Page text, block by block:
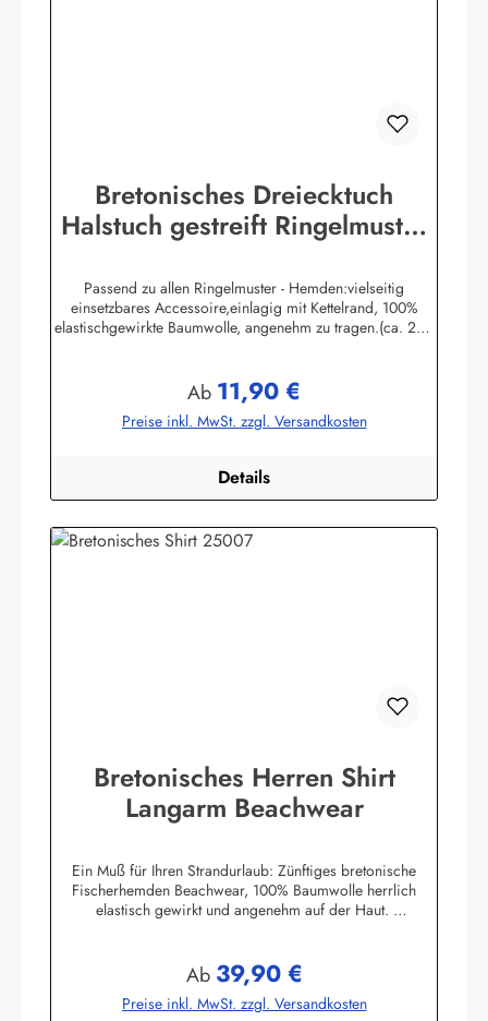
Bretonisches Dreiecktuch
Halstuch gestreift Ringelmuster
Passend zu allen Ringelmuster - Hemden:vielseitig
einsetzbares Accessoire,einlagig mit Kettelrand, 100%
elastischgewirkte Baumwolle, angenehm zu tragen.(ca. 225
Bekleidungswerk GmbHHeglitzer Str. 1226409
Wittmundinfo@modas-bekleidung.de
Regulärer Preis:
Ab 11,90 €
Preise inkl. MwSt. zzgl. Versandkosten
Details
Bretonisches Herren Shirt
Langarm Beachwear
Ein Muß für Ihren Strandurlaub: Zünftiges bretonische
Fischerhemden Beachwear, 100% Baumwolle herrlich
elastisch gewirkt und angenehm auf der Haut.
bekleidung.de
Regulärer Preis:
Ab 39,90 €
Preise inkl. MwSt. zzgl. Versandkosten